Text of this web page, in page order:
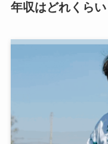
年収はどれくらい